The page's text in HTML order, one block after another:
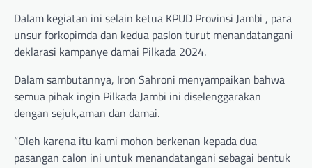
Dalam kegiatan ini selain ketua KPUD Provinsi Jambi , para
unsur forkopimda dan kedua paslon turut menandatangani
deklarasi kampanye damai Pilkada 2024.
Dalam sambutannya, Iron Sahroni menyampaikan bahwa
semua pihak ingin Pilkada Jambi ini diselenggarakan
dengan sejuk,aman dan damai.
“Oleh karena itu kami mohon berkenan kepada dua
pasangan calon ini untuk menandatangani sebagai bentuk